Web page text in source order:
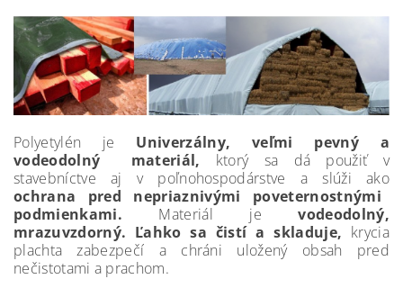
Polyetylén je Univerzálny, veľmi pevný a
vodeodolný materiál, ktorý sa dá použiť v
stavebníctve aj v poľnohospodárstve a slúži ako
ochrana pred nepriaznivými poveternostnými
podmienkami. Materiál jevodeodolný,
mrazuvzdorný. Ľahko sa čistí a skladuje, krycia
plachta zabezpečí a chráni uložený obsah pred
nečistotami a prachom.